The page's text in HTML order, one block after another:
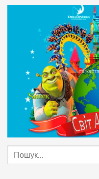
Skip
Шукати: